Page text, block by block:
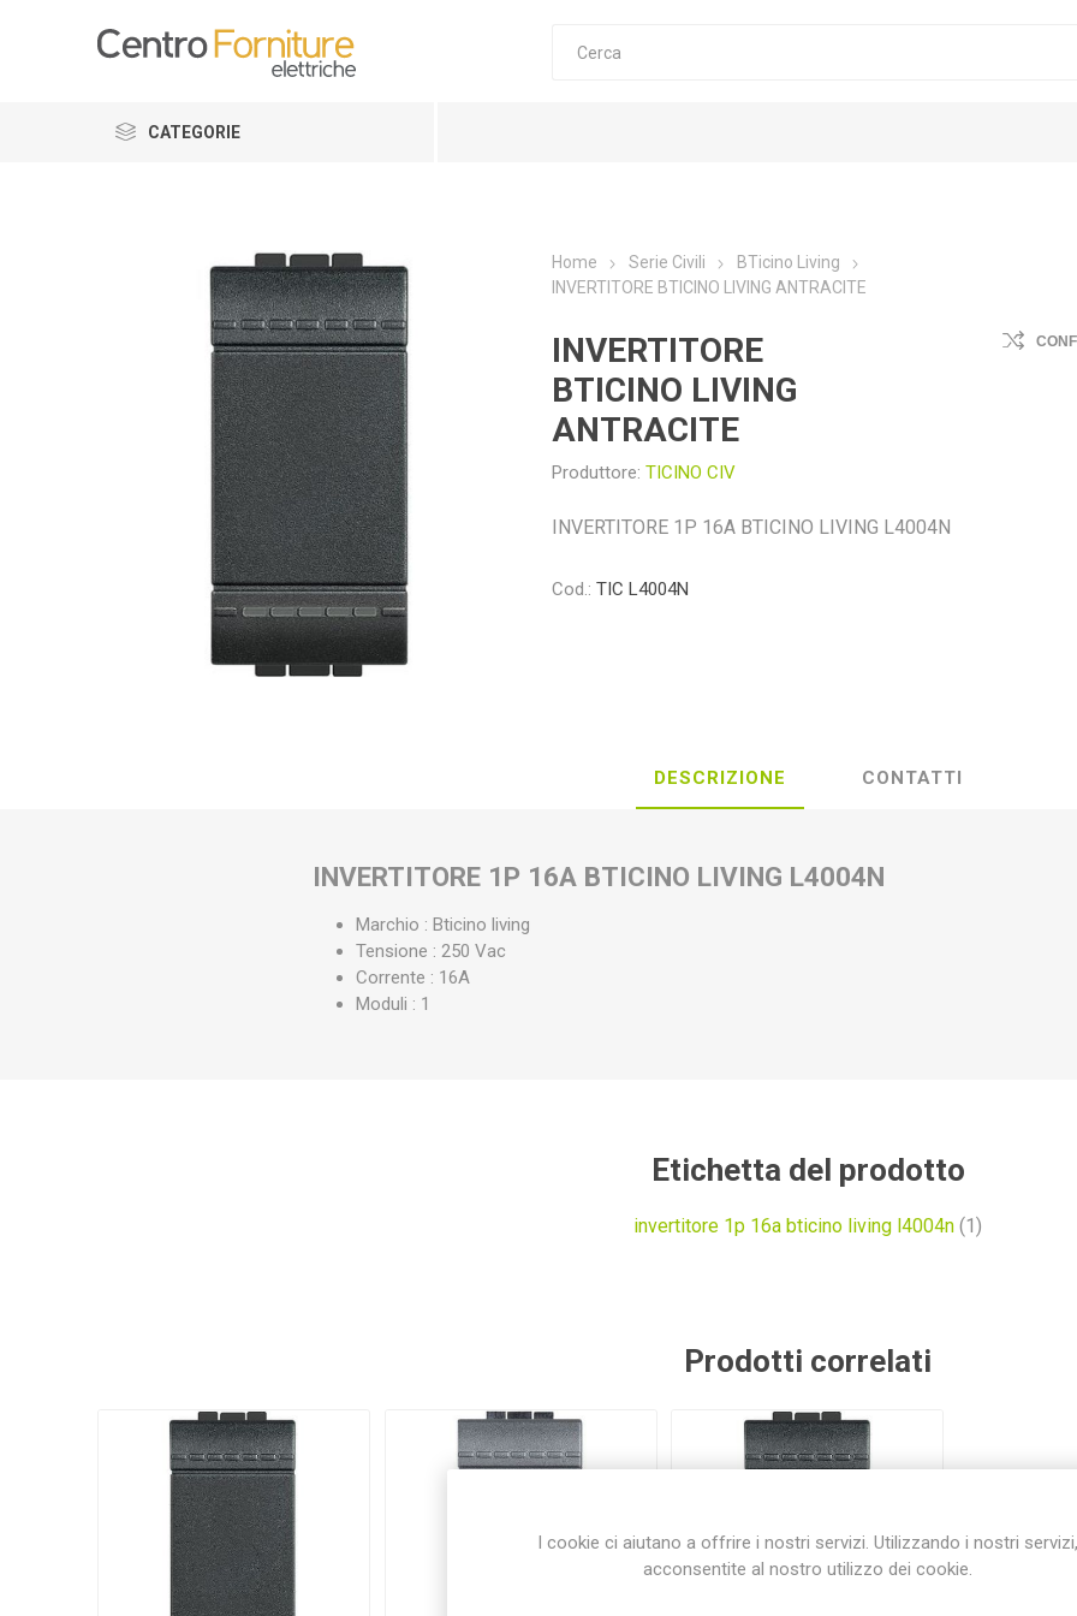
CATEGORIE
Home Serie Civili
BTicino Living
INVERTITORE BTICINO LIVING ANTRACITE
INVERTITORE
BTICINO LIVING
ANTRACITE
Produttore: TICINO CIV
INVERTITORE 1P 16A BTICINO LIVING L4004N
Cod.: TIC L4004N
DESCRIZIONE CONTATTI
INVERTITORE 1P 16A BTICINO LIVING L4004N
Marchio : Bticino living
Tensione : 250 Vac
Corrente : 16A
Moduli : 1
Etichetta del prodotto
invertitore 1p 16a bticino living l4004n (1)
Prodotti correlati
I cookie ci aiutano a offrire i nostri servizi. Utilizzando i nostri servizi,
acconsentite al nostro utilizzo dei cookie.